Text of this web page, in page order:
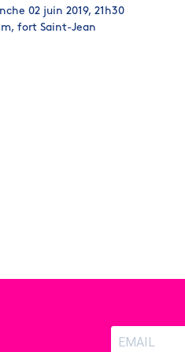
02 juin 2019, 21h30
fort Saint-Jean